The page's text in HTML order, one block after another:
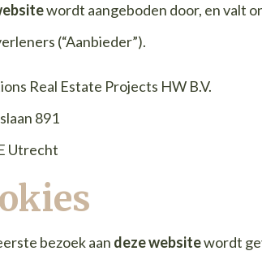
wordt aangeboden door, en valt
(“Aanbieder”).
Real Estate Projects HW B.V.
891
Utrecht
bezoek aan deze websitewordt